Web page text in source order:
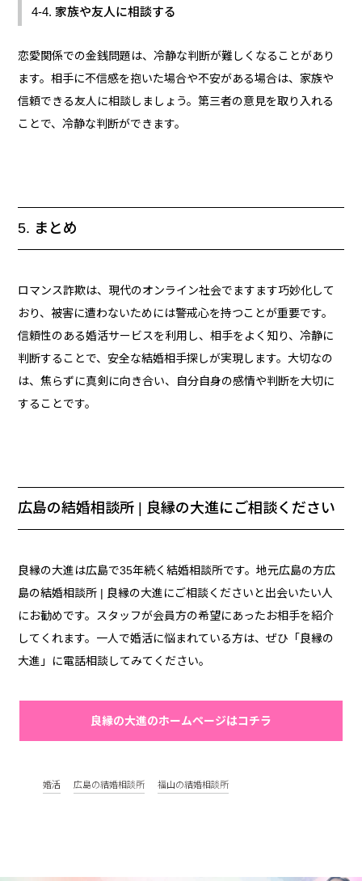
4-4. 家族や友人に相談する
恋愛関係での金銭問題は、冷静な判断が難しくなることがあり
ます。相手に不信感を抱いた場合や不安がある場合は、家族や
信頼できる友人に相談しましょう。第三者の意見を取り入れる
ことで、冷静な判断ができます。
5. まとめ
ロマンス詐欺は、現代のオンライン社会でますます巧妙化して
おり、被害に遭わないためには警戒心を持つことが重要です。
信頼性のある婚活サービスを利用し、相手をよく知り、冷静に
判断することで、安全な結婚相手探しが実現します。大切なの
は、焦らずに真剣に向き合い、自分自身の感情や判断を大切に
することです。
広島の結婚相談所 | 良縁の大進にご相談ください
良縁の大進は広島で35年続く結婚相談所です。地元広島の方広
島の結婚相談所 | 良縁の大進にご相談くださいと出会いたい人
にお勧めです。スタッフが会員方の希望にあったお相手を紹介
してくれます。一人で婚活に悩まれている方は、ぜひ「良縁の
大進」に電話相談してみてください。
良縁の大進のホームページはコチラ
婚活 広島の結婚相談所 福山の結婚相談所